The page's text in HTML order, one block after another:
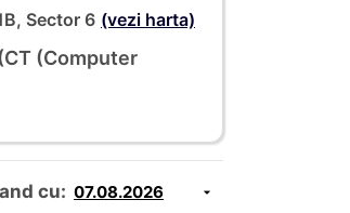
Sector 6 (vezi harta)
(Computer
cu: